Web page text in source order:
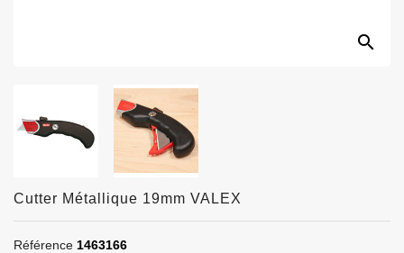
search
Cutter Métallique 19mm VALEX
Référence 1463166